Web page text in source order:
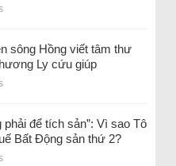
sông Hồng viết tâm thư
Ly cứu giúp
phải để tích sản”: Vì sao Tô
Bất Động sản thứ 2?